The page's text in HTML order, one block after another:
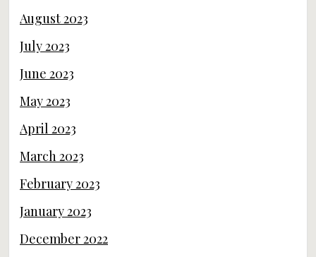
August 2023
July 2023
June 2023
May 2023
April 2023
March 2023
February 2023
January 2023
December 2022